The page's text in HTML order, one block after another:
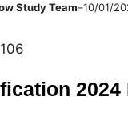
Study Team–10/01/
106
2024